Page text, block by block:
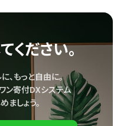
ください。
、もっと自由に。
ン寄付DXシステム
ましょう。